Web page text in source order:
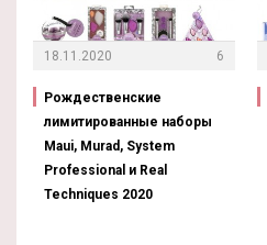
18.11.2020 6
Рождественские
лимитированные наборы
Maui, Murad, System
Professional и Real
Techniques 2020